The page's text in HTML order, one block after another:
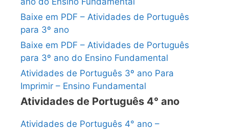
Baixe em PDF – Atividades de Português
para 3º ano
Baixe em PDF – Atividades de Português
para 3º ano do Ensino Fundamental
Atividades de Português 3º ano Para
Imprimir – Ensino Fundamental
Atividades de Português 4° ano
Atividades de Português 4° ano –